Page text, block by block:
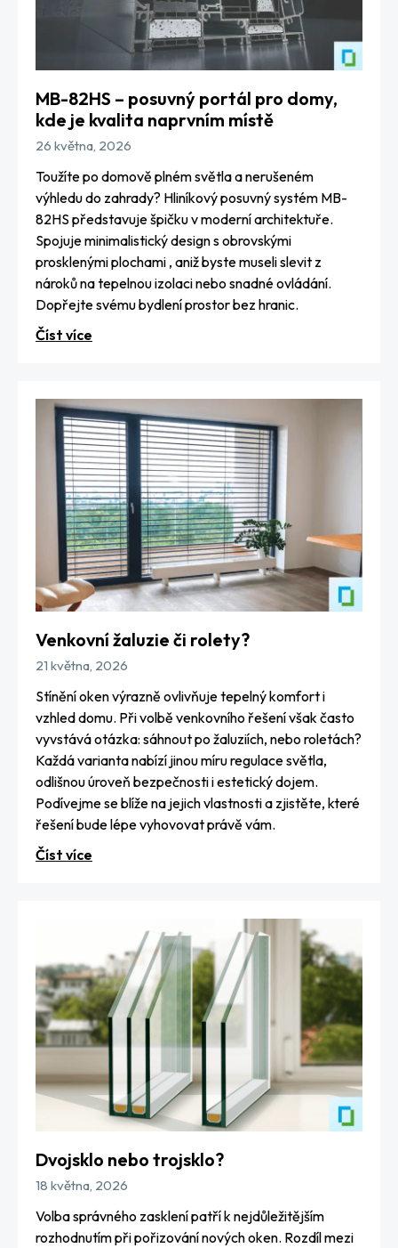
MB-82HS – posuvný portál pro domy,
kde je kvalita naprvním místě
26 května, 2026
Toužíte po domově plném světla a nerušeném
výhledu do zahrady? Hliníkový posuvný systém MB-
82HS představuje špičku v moderní architektuře.
Spojuje minimalistický design s obrovskými
prosklenými plochami , aniž byste museli slevit z
nároků na tepelnou izolaci nebo snadné ovládání.
Dopřejte svému bydlení prostor bez hranic.
Číst více
Venkovní žaluzie či rolety?
21 května, 2026
Stínění oken výrazně ovlivňuje tepelný komfort i
vzhled domu. Při volbě venkovního řešení však často
vyvstává otázka: sáhnout po žaluziích, nebo roletách?
Každá varianta nabízí jinou míru regulace světla,
odlišnou úroveň bezpečnosti i estetický dojem.
Podívejme se blíže na jejich vlastnosti a zjistěte, které
řešení bude lépe vyhovovat právě vám.
Číst více
Dvojsklo nebo trojsklo?
18 května, 2026
Volba správného zasklení patří k nejdůležitějším
rozhodnutím při pořizování nových oken. Rozdíl mezi